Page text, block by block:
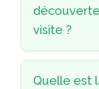
visite ?
Quelle est